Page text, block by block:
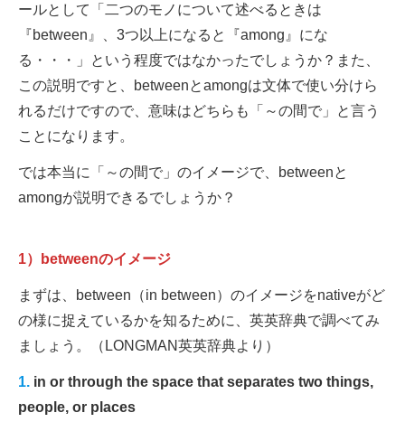
ールとして「二つのモノについて述べるときは
『between』、3つ以上になると『among』にな
る・・・」という程度ではなかったでしょうか？また、
この説明ですと、betweenとamongは文体で使い分けら
れるだけですので、意味はどちらも「～の間で」と言う
ことになります。
では本当に「～の間で」のイメージで、betweenと
amongが説明できるでしょうか？
1）betweenのイメージ
まずは、between（in between）のイメージをnativeがど
の様に捉えているかを知るために、英英辞典で調べてみ
ましょう。（LONGMAN英英辞典より）
1. in or through the space that separates two things,
people, or places